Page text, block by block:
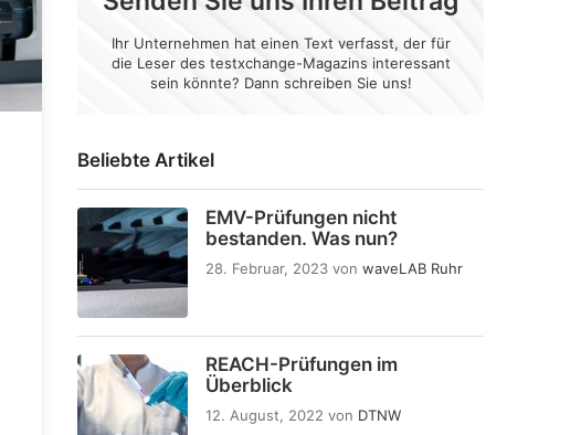
Beliebte Artikel
EMV-Prüfungen nicht
bestanden. Was nun?
28. Februar, 2023 von waveLAB Ruhr
REACH-Prüfungen im
Überblick
12. August, 2022 von DTNW
Ihr Unternehmen hat einen Text verfasst, der für
die Leser des testxchange-Magazins interessant
sein könnte? Dann schreiben Sie uns!